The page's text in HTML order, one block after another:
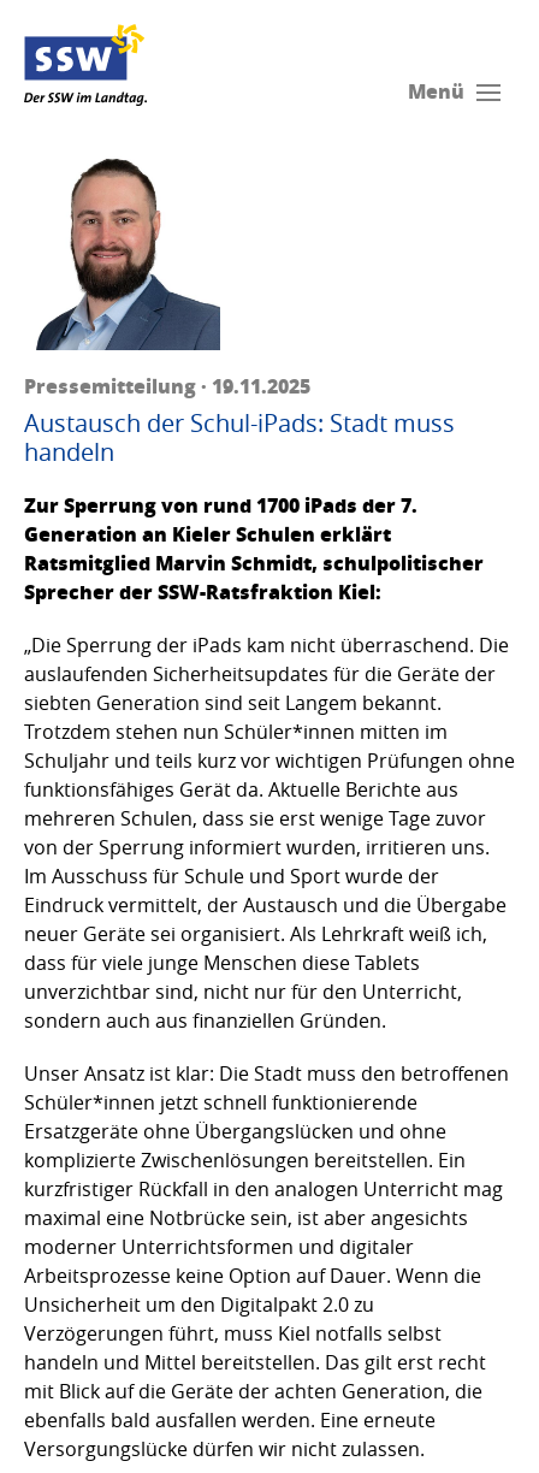
Menü
Pressemitteilung · 19.11.2025
Austausch der Schul-iPads: Stadt muss
handeln
Zur Sperrung von rund 1700 iPads der 7.
Generation an Kieler Schulen erklärt
Ratsmitglied Marvin Schmidt, schulpolitischer
Sprecher der SSW-Ratsfraktion Kiel:
„Die Sperrung der iPads kam nicht überraschend. Die
auslaufenden Sicherheitsupdates für die Geräte der
siebten Generation sind seit Langem bekannt.
Trotzdem stehen nun Schüler*innen mitten im
Schuljahr und teils kurz vor wichtigen Prüfungen ohne
funktionsfähiges Gerät da. Aktuelle Berichte aus
mehreren Schulen, dass sie erst wenige Tage zuvor
von der Sperrung informiert wurden, irritieren uns.
Im Ausschuss für Schule und Sport wurde der
Eindruck vermittelt, der Austausch und die Übergabe
neuer Geräte sei organisiert. Als Lehrkraft weiß ich,
dass für viele junge Menschen diese Tablets
unverzichtbar sind, nicht nur für den Unterricht,
sondern auch aus finanziellen Gründen.
Unser Ansatz ist klar: Die Stadt muss den betroffenen
Schüler*innen jetzt schnell funktionierende
Ersatzgeräte ohne Übergangslücken und ohne
komplizierte Zwischenlösungen bereitstellen. Ein
kurzfristiger Rückfall in den analogen Unterricht mag
maximal eine Notbrücke sein, ist aber angesichts
moderner Unterrichtsformen und digitaler
Arbeitsprozesse keine Option auf Dauer. Wenn die
Unsicherheit um den Digitalpakt 2.0 zu
Verzögerungen führt, muss Kiel notfalls selbst
handeln und Mittel bereitstellen. Das gilt erst recht
mit Blick auf die Geräte der achten Generation, die
ebenfalls bald ausfallen werden. Eine erneute
Versorgungslücke dürfen wir nicht zulassen.